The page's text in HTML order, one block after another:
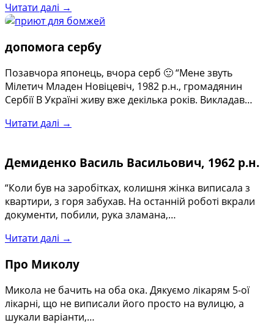
Читати далі →
допомога сербу
Позавчора японець, вчора серб 🙂 “Мене звуть
Мілетич Младен Новіцевіч, 1982 р.н., громадянин
Сербії В Україні живу вже декілька років. Викладав…
Читати далі →
Демиденко Василь Васильович, 1962 р.н.
“Коли був на заробітках, колишня жінка виписала з
квартири, з горя забухав. На останній роботі вкрали
документи, побили, рука зламана,…
Читати далі →
Про Миколу
Микола не бачить на оба ока. Дякуємо лікарям 5-ої
лікарні, що не виписали його просто на вулицю, а
шукали варіанти,…